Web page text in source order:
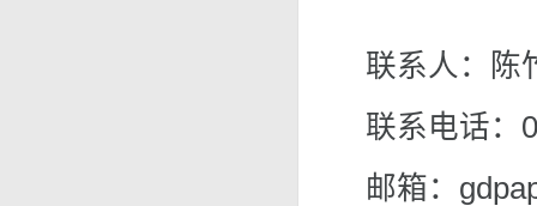
联系人：陈
联系电话：
邮箱：